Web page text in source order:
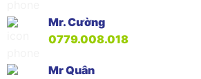
Mr. Cường
0779.008.018
Mr Quân